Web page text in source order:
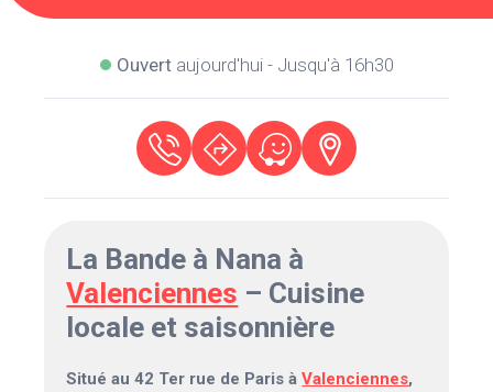
Ouvertaujourd'hui - Jusqu'à 16h30
La Bande à Nana à
Valenciennes – Cuisine
locale et saisonnière
Situé au 42 Ter rue de Paris àValenciennes,